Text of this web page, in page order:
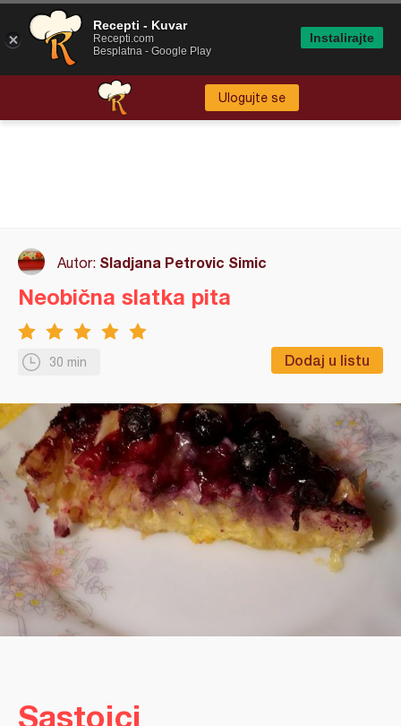
Ulogujte se
Autor: Sladjana Petrovic Simic
30 min Dodaj u listu
Neobična slatka pita
Sastojci
Recepti - Kuvar
Recepti.com
Besplatna - Google Play
Instalirajte